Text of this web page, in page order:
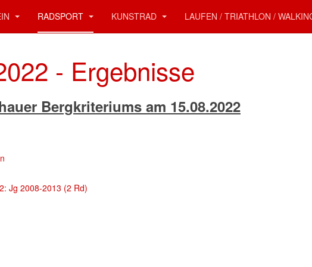
RADSPORT KUNSTRAD LAUFEN / TRIATHLON /
- Ergebnisse
Bergkriteriums am 15.08.2022
Jg 2008-2013 (2 Rd)